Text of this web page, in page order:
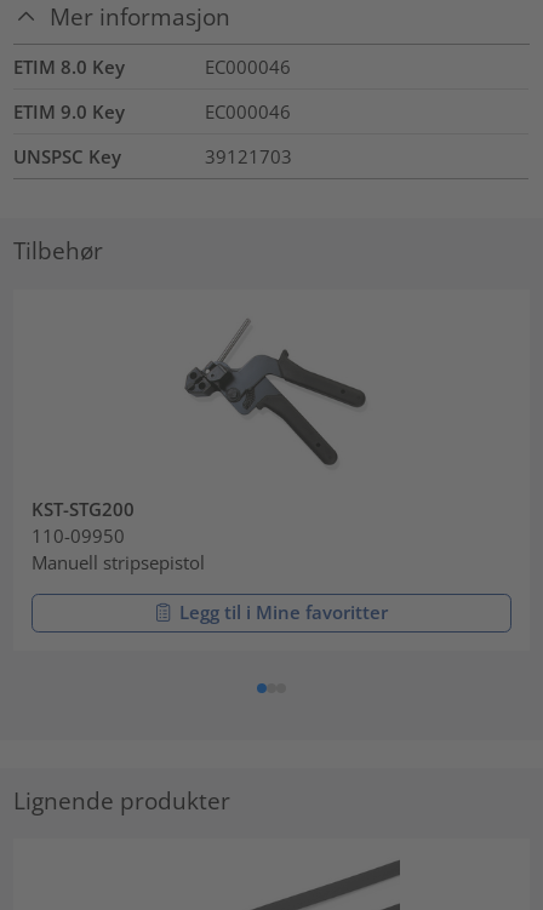
Mer informasjon
ETIM 8.0 Key
EC000046
ETIM 9.0 Key
EC000046
UNSPSC Key
39121703
Tilbehør
KST-STG200
110-09950
Manuell stripsepistol
Legg til i Mine favoritter
Lignende produkter